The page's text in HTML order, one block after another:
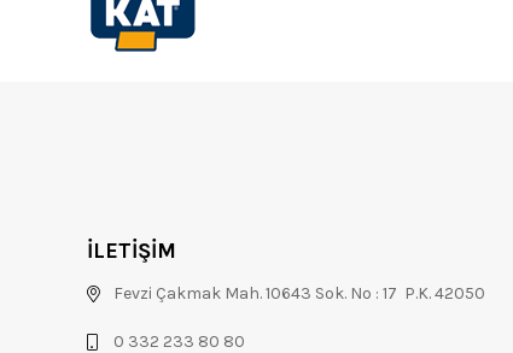
İLETİŞİM
Fevzi Çakmak Mah. 10643 Sok. No : 17 P.K. 42050
0 332 233 80 80